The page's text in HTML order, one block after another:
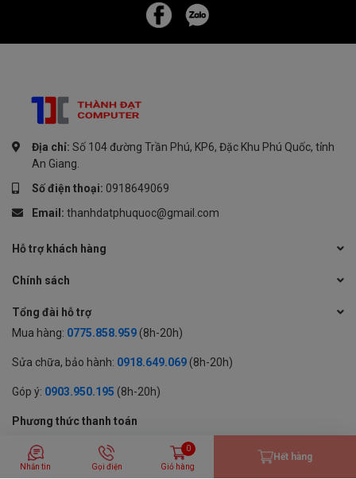
Địa chỉ: Số 104 đường Trần Phú, KP6, Đặc Khu Phú Quốc, tỉnh
An Giang.
Số điện thoại: 0918649069
Email: thanhdatphuquoc@gmail.com
Hỗ trợ khách hàng
Chính sách
Tổng đài hỗ trợ
Mua hàng: 0775.858.959 (8h-20h)
Sửa chữa, bảo hành: 0918.649.069 (8h-20h)
Góp ý: 0903.950.195 (8h-20h)
Phương thức thanh toán
Nhắn tin Gọi điện
0
Giỏ hàng
Hết hàng